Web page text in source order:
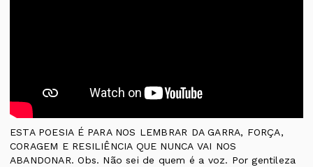
ESTA POESIA É PARA NOS LEMBRAR DA GARRA, FORÇA,
CORAGEM E RESILIÊNCIA QUE NUNCA VAI NOS
ABANDONAR. Obs. Não sei de quem é a voz. Por gentileza